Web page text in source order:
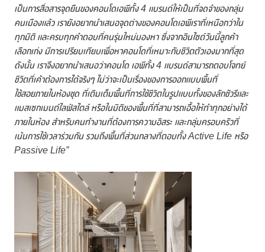
เป็นการสื่อสารจุดยืนของคอนโดเอพีทั้ง 4 แบรนด์ให้เป็นที่จดจำของกลุ่ม
คนเมืองแล้ว เรายังอยากนำเสนอจุดต่างของคอนโดเอพีเราที่เหนือกว่าใน
ทุกมิติ และครบทุกคำตอบที่คนรุ่นใหม่มองหา ซึ่งจากอินไซต์วันนี้ลูกค้า
เลือกเก่ง มีการเปรียบเทียบเพื่อหาคอนโดที่เหมาะกับชีวิตตัวเองมากที่สุด
ดังนั้น เราจึงอยากนำเสนอว่าคอนโด เอพีทั้ง 4 แบรนด์สามารถตอบโจทย์
ชีวิตที่เค้าต้องการได้จริงๆ ไม่ว่าจะเป็นเรื่องของการออกแบบพื้นที่
ใช้สอยภายในห้องชุด ที่เติมเต็มพื้นที่การใช้ชีวิตในรูปแบบทั้งของลักชัวรีและ
แมสเซกเมนต์ไลฟ์สไตล์ หรือในมิติของพื้นที่ที่สามารถเอื้อให้ทำทุกอย่างได้
ภายในห้อง สำหรับคนทำงานที่ต้องการความอิสระ และกลุ่มครอบครัวที่
เน้นการใช้เวลาร่วมกัน รวมถึงพื้นที่ส่วนกลางที่ตอบทั้ง Active Life หรือ
Passive Life”